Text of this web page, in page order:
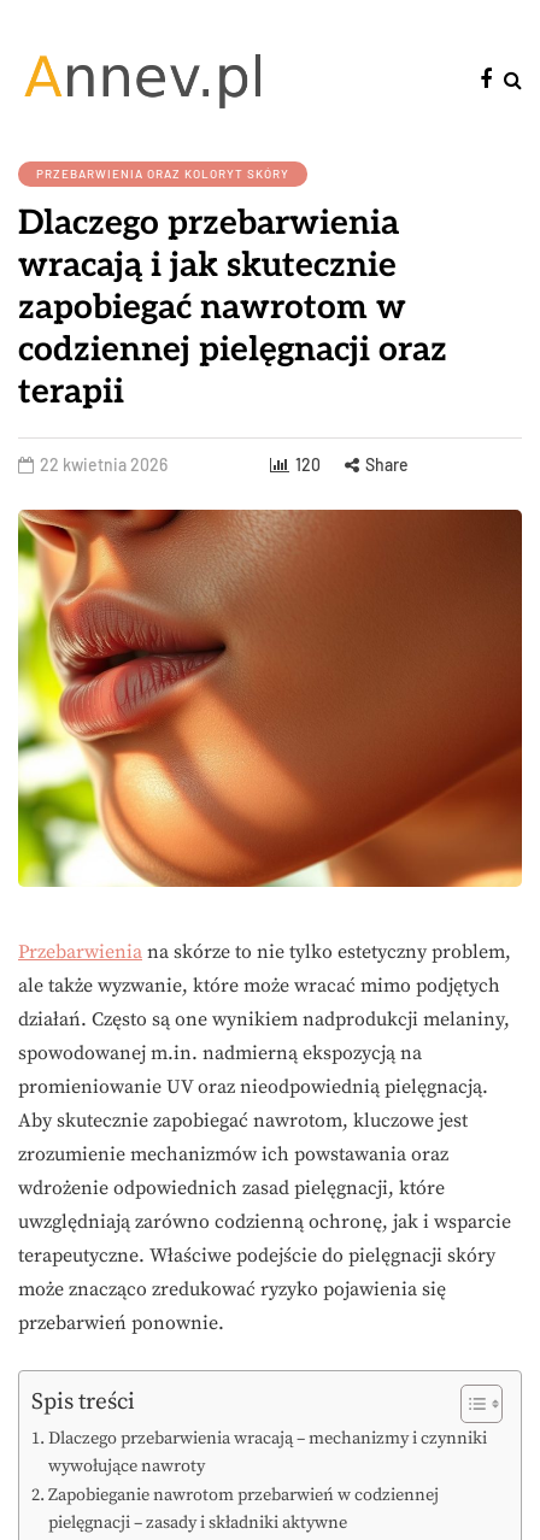
PRZEBARWIENIA ORAZ KOLORYT SKÓRY
Dlaczego przebarwienia
wracają i jak skutecznie
zapobiegać nawrotom w
codziennej pielęgnacji oraz
terapii
22 kwietnia 2026 120 Share
Przebarwienia na skórze to nie tylko estetyczny problem,
ale także wyzwanie, które może wracać mimo podjętych
działań. Często są one wynikiem nadprodukcji melaniny,
spowodowanej m.in. nadmierną ekspozycją na
promieniowanie UV oraz nieodpowiednią pielęgnacją.
Aby skutecznie zapobiegać nawrotom, kluczowe jest
zrozumienie mechanizmów ich powstawania oraz
wdrożenie odpowiednich zasad pielęgnacji, które
uwzględniają zarówno codzienną ochronę, jak i wsparcie
terapeutyczne. Właściwe podejście do pielęgnacji skóry
może znacząco zredukować ryzyko pojawienia się
przebarwień ponownie.
Spis treści
Dlaczego przebarwienia wracają – mechanizmy i czynniki
wywołujące nawroty
Zapobieganie nawrotom przebarwień w codziennej
pielęgnacji – zasady i składniki aktywne